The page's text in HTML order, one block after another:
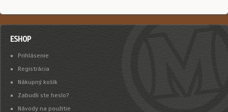
ESHOP
Prihlásenie
Registrácia
Nákupný košík
Zabudli ste heslo?
Návody na použitie